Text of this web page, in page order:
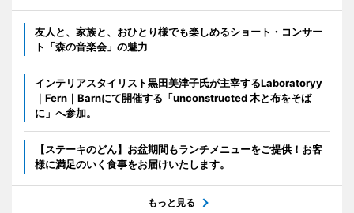
友人と、家族と、おひとり様でも楽しめるショート・コンサー
ト「森の音楽会」の魅力
インテリアスタイリスト黒田美津子氏が主宰するLaboratoryy
｜Fern｜Barnにて開催する「unconstructed 木と布をそば
に」へ参加。
【ステーキのどん】お盆期間もランチメニューをご提供！お客
様に満足のいく食事をお届けいたします。
もっと見る